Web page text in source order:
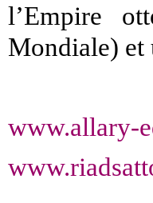
l’Empire
Mondiale) et
www.allary-